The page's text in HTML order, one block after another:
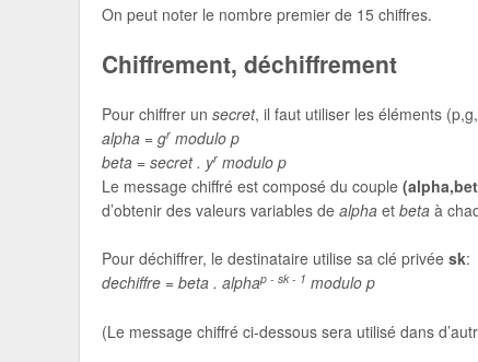
On peut noter le nombre premier de 15 chiffres.
Chiffrement, déchiffrement
Pour chiffrer unsecret, il faut utiliser les éléments
alpha = gr modulo p
beta = secret . yr modulo p
Le message chiffré est composé du couple
d’obtenir des valeurs variables dealpha etbeta à
Pour déchiffrer, le destinataire utilise sa clé privéesk:
dechiffre = beta . alphap - sk - 1 modulo p
(Le message chiffré ci-dessous sera utilisé dans